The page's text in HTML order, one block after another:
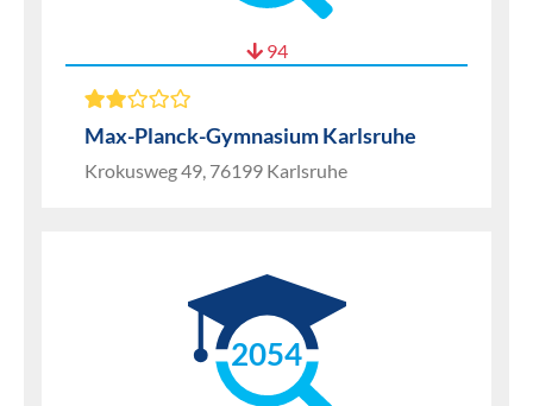
94
Max-Planck-Gymnasium Karlsruhe
Krokusweg 49, 76199 Karlsruhe
2054